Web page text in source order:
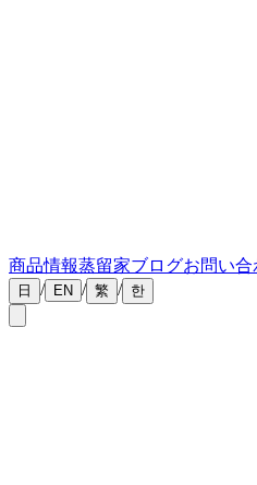
商品情報蒸留家ブログお問い合
日 / EN / 繁 / 한